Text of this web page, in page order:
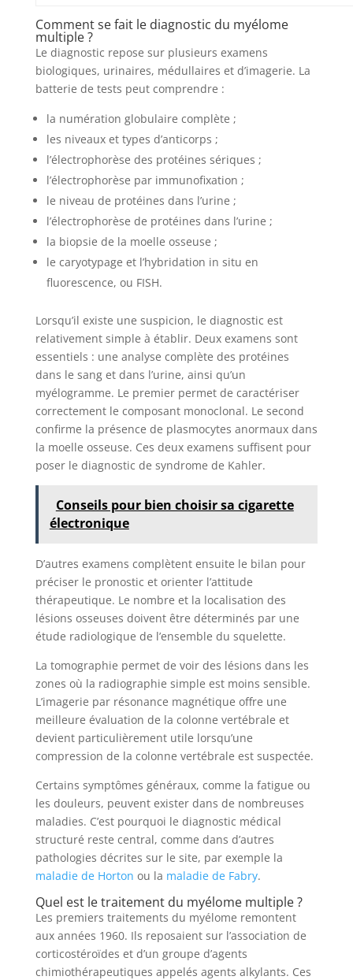
Comment se fait le diagnostic du myélome
multiple ?
Le diagnostic repose sur plusieurs examens
biologiques, urinaires, médullaires et d’imagerie. La
batterie de tests peut comprendre :
la numération globulaire complète ;
les niveaux et types d’anticorps ;
l’électrophorèse des protéines sériques ;
l’électrophorèse par immunofixation ;
le niveau de protéines dans l’urine ;
l’électrophorèse de protéines dans l’urine ;
la biopsie de la moelle osseuse ;
le caryotypage et l’hybridation in situ en
fluorescence, ou FISH.
Lorsqu’il existe une suspicion, le diagnostic est
relativement simple à établir. Deux examens sont
essentiels : une analyse complète des protéines
dans le sang et dans l’urine, ainsi qu’un
myélogramme. Le premier permet de caractériser
correctement le composant monoclonal. Le second
confirme la présence de plasmocytes anormaux dans
la moelle osseuse. Ces deux examens suffisent pour
poser le diagnostic de syndrome de Kahler.
Conseils pour bien choisir sa cigarette
électronique
D’autres examens complètent ensuite le bilan pour
préciser le pronostic et orienter l’attitude
thérapeutique. Le nombre et la localisation des
lésions osseuses doivent être déterminés par une
étude radiologique de l’ensemble du squelette.
La tomographie permet de voir des lésions dans les
zones où la radiographie simple est moins sensible.
L’imagerie par résonance magnétique offre une
meilleure évaluation de la colonne vertébrale et
devient particulièrement utile lorsqu’une
compression de la colonne vertébrale est suspectée.
Certains symptômes généraux, comme la fatigue ou
les douleurs, peuvent exister dans de nombreuses
maladies. C’est pourquoi le diagnostic médical
structuré reste central, comme dans d’autres
pathologies décrites sur le site, par exemple la
maladie de Horton ou la maladie de Fabry.
Quel est le traitement du myélome multiple ?
Les premiers traitements du myélome remontent
aux années 1960. Ils reposaient sur l’association de
corticostéroïdes et d’un groupe d’agents
chimiothérapeutiques appelés agents alkylants. Ces